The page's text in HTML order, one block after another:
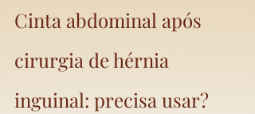
Cinta abdominal após
cirurgia de hérnia
inguinal: precisa usar?